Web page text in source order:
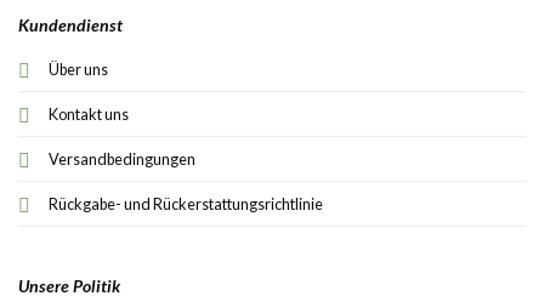
Kundendienst
Über uns
Kontakt uns
Versandbedingungen
Rückgabe- und Rückerstattungsrichtlinie
Unsere Politik